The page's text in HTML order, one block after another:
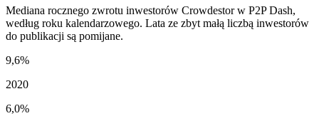
Mediana rocznego zwrotu inwestorów Crowdestor w P2P Dash,
według roku kalendarzowego. Lata ze zbyt małą liczbą inwestorów
do publikacji są pomijane.
9,6%
2020
6,0%